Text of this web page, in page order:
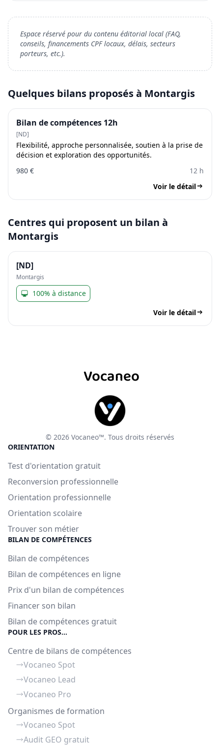
Espace réservé pour du contenu éditorial local (FAQ,
conseils, financements CPF locaux, délais, secteurs
porteurs, etc.).
Quelques bilans proposés à Montargis
Bilan de compétences 12h
[ND]
Flexibilité, approche personnalisée, soutien à la prise de
décision et exploration des opportunités.
980 €
12 h
Voir le détail
Centres qui proposent un bilan à
Montargis
[ND]
Montargis
100% à distance
Voir le détail
Vocaneo
© 2026 Vocaneo™. Tous droits réservés
ORIENTATION
Test d'orientation gratuit
Reconversion professionnelle
Orientation professionnelle
Orientation scolaire
Trouver son métier
BILAN DE COMPÉTENCES
Bilan de compétences
Bilan de compétences en ligne
Prix d'un bilan de compétences
Financer son bilan
Bilan de compétences gratuit
POUR LES PROS...
Centre de bilans de compétences
Vocaneo Spot
Vocaneo Lead
Vocaneo Pro
Organismes de formation
Vocaneo Spot
Audit GEO gratuit